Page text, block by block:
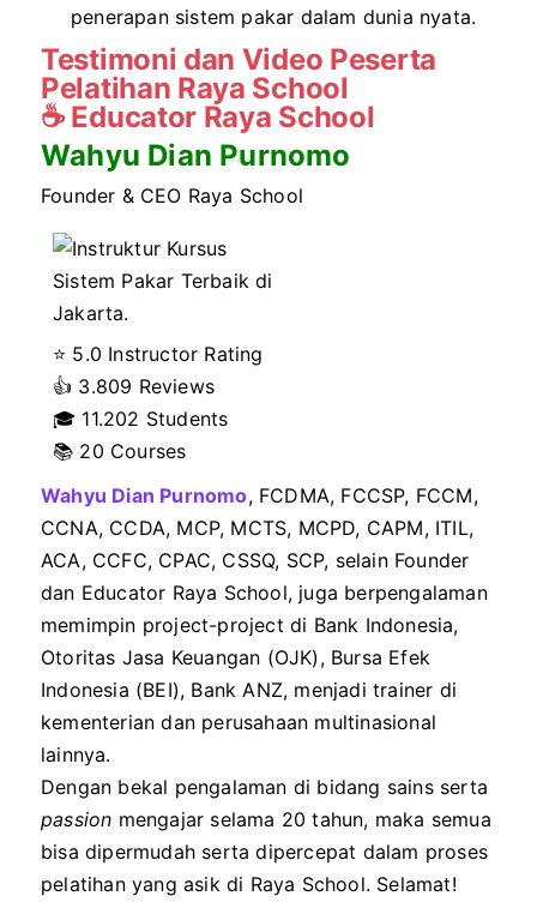
penerapan sistem pakar dalam dunia nyata.
Testimoni dan Video Peserta
Pelatihan Raya School
☕Educator Raya School
Wahyu Dian Purnomo
Founder & CEO Raya School
⭐ 5.0 Instructor Rating
👍 3.809 Reviews
🎓 11.202 Students
📚 20 Courses
Wahyu Dian Purnomo, FCDMA, FCCSP, FCCM,
CCNA, CCDA, MCP, MCTS, MCPD, CAPM, ITIL,
ACA, CCFC, CPAC, CSSQ, SCP, selain Founder
dan Educator Raya School, juga berpengalaman
memimpin project-project di Bank Indonesia,
Otoritas Jasa Keuangan (OJK), Bursa Efek
Indonesia (BEI), Bank ANZ, menjadi trainer di
kementerian dan perusahaan multinasional
lainnya.
Dengan bekal pengalaman di bidang sains serta
passion mengajar selama 20 tahun, maka semua
bisa dipermudah serta dipercepat dalam proses
pelatihan yang asik di Raya School. Selamat!